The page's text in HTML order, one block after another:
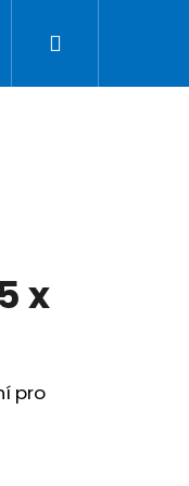
údajůNákupní
x
pro